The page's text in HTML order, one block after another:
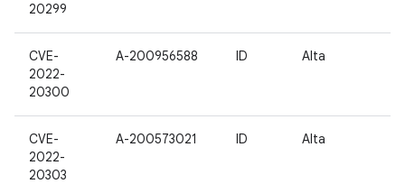
20299
CVE-
2022-
20300
A-200956588 ID Alta
CVE-
2022-
20303
A-200573021 ID Alta